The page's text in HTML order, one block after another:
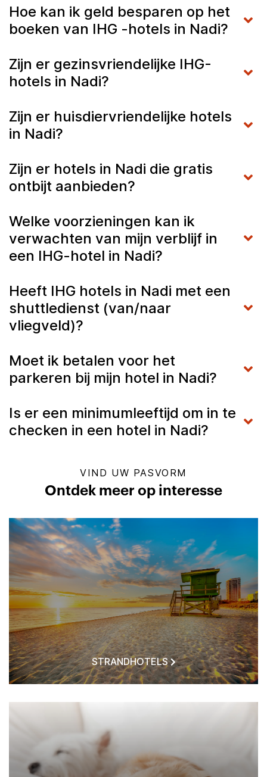
Hoe kan ik geld besparen op het
boeken van IHG -hotels in Nadi?
Zijn er gezinsvriendelijke IHG-
hotels in Nadi?
Zijn er huisdiervriendelijke hotels
in Nadi?
Zijn er hotels in Nadi die gratis
ontbijt aanbieden?
Welke voorzieningen kan ik
verwachten van mijn verblijf in
een IHG-hotel in Nadi?
Heeft IHG hotels in Nadi met een
shuttledienst (van/naar
vliegveld)?
Moet ik betalen voor het
parkeren bij mijn hotel in Nadi?
Is er een minimumleeftijd om in te
checken in een hotel in Nadi?
VIND UW PASVORM
Ontdek meer op interesse
STRANDHOTELS